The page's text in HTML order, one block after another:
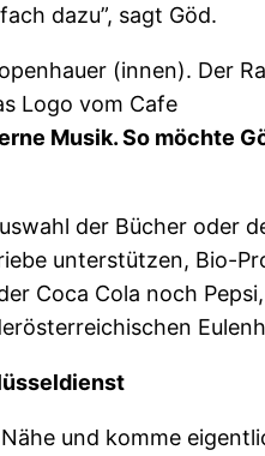
dazu”, sagt Göd.
Musik. So möchte
der Bücher oder
unterstützen, Bio-
Coca Cola noch
und komme